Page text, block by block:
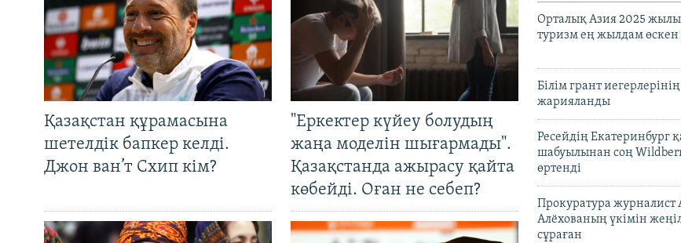
Қазақстан құрамасына
шетелдік бапкер келді.
Джон ван’т Схип кім?
"Еркектер күйеу болудың
жаңа моделін шығармады".
Қазақстанда ажырасу қайта
көбейді. Оған не себеп?
Орталық Азия 2025 жылы
туризм ең жылдам өскен
Білім грант иегерлерінің
жарияланды
Ресейдің Екатеринбург
шабуылынан соң
өртенді
Прокуратура журналист
Алёхованың үкімін
сұраған